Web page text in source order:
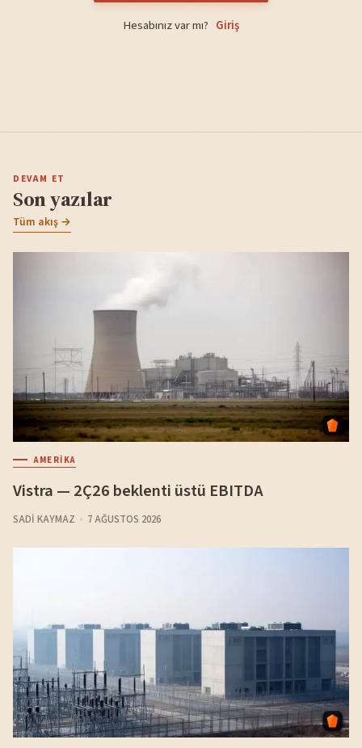
Hesabınız var mı? Giriş
DEVAM ET
Son yazılar
Tüm akış →
AMERIKA
Vistra — 2Ç26 beklenti üstü EBITDA
SADI KAYMAZ 7 AĞUSTOS 2026